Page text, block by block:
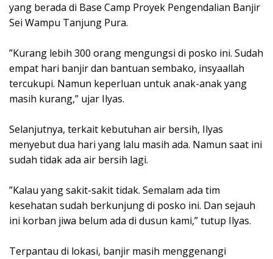
yang berada di Base Camp Proyek Pengendalian Banjir
Sei Wampu Tanjung Pura.
‎”Kurang lebih 300 orang mengungsi di posko ini. Sudah
empat hari banjir dan bantuan sembako, insyaallah
tercukupi. Namun keperluan untuk anak-anak yang
masih kurang,” ujar Ilyas.
‎Selanjutnya, terkait kebutuhan air bersih, Ilyas
menyebut dua hari yang lalu masih ada. Namun saat ini
sudah tidak ada air bersih lagi.
‎”Kalau yang sakit-sakit tidak. Semalam ada tim
kesehatan sudah berkunjung di posko ini. Dan sejauh
ini korban jiwa belum ada di dusun kami,” tutup Ilyas.
‎Terpantau di lokasi, banjir masih menggenangi